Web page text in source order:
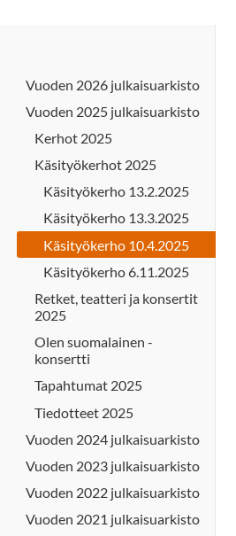
Vuoden 2026 julkaisuarkisto
Vuoden 2025 julkaisuarkisto
Kerhot 2025
Käsityökerhot 2025
Käsityökerho 13.2.2025
Käsityökerho 13.3.2025
Käsityökerho 10.4.2025
Käsityökerho 6.11.2025
Retket, teatteri ja konsertit
2025
Olen suomalainen -
konsertti
Tapahtumat 2025
Tiedotteet 2025
Vuoden 2024 julkaisuarkisto
Vuoden 2023 julkaisuarkisto
Vuoden 2022 julkaisuarkisto
Vuoden 2021 julkaisuarkisto